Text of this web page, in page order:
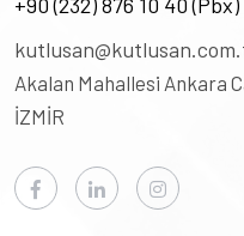
Akalan Mahallesi Ankara
İZMİR